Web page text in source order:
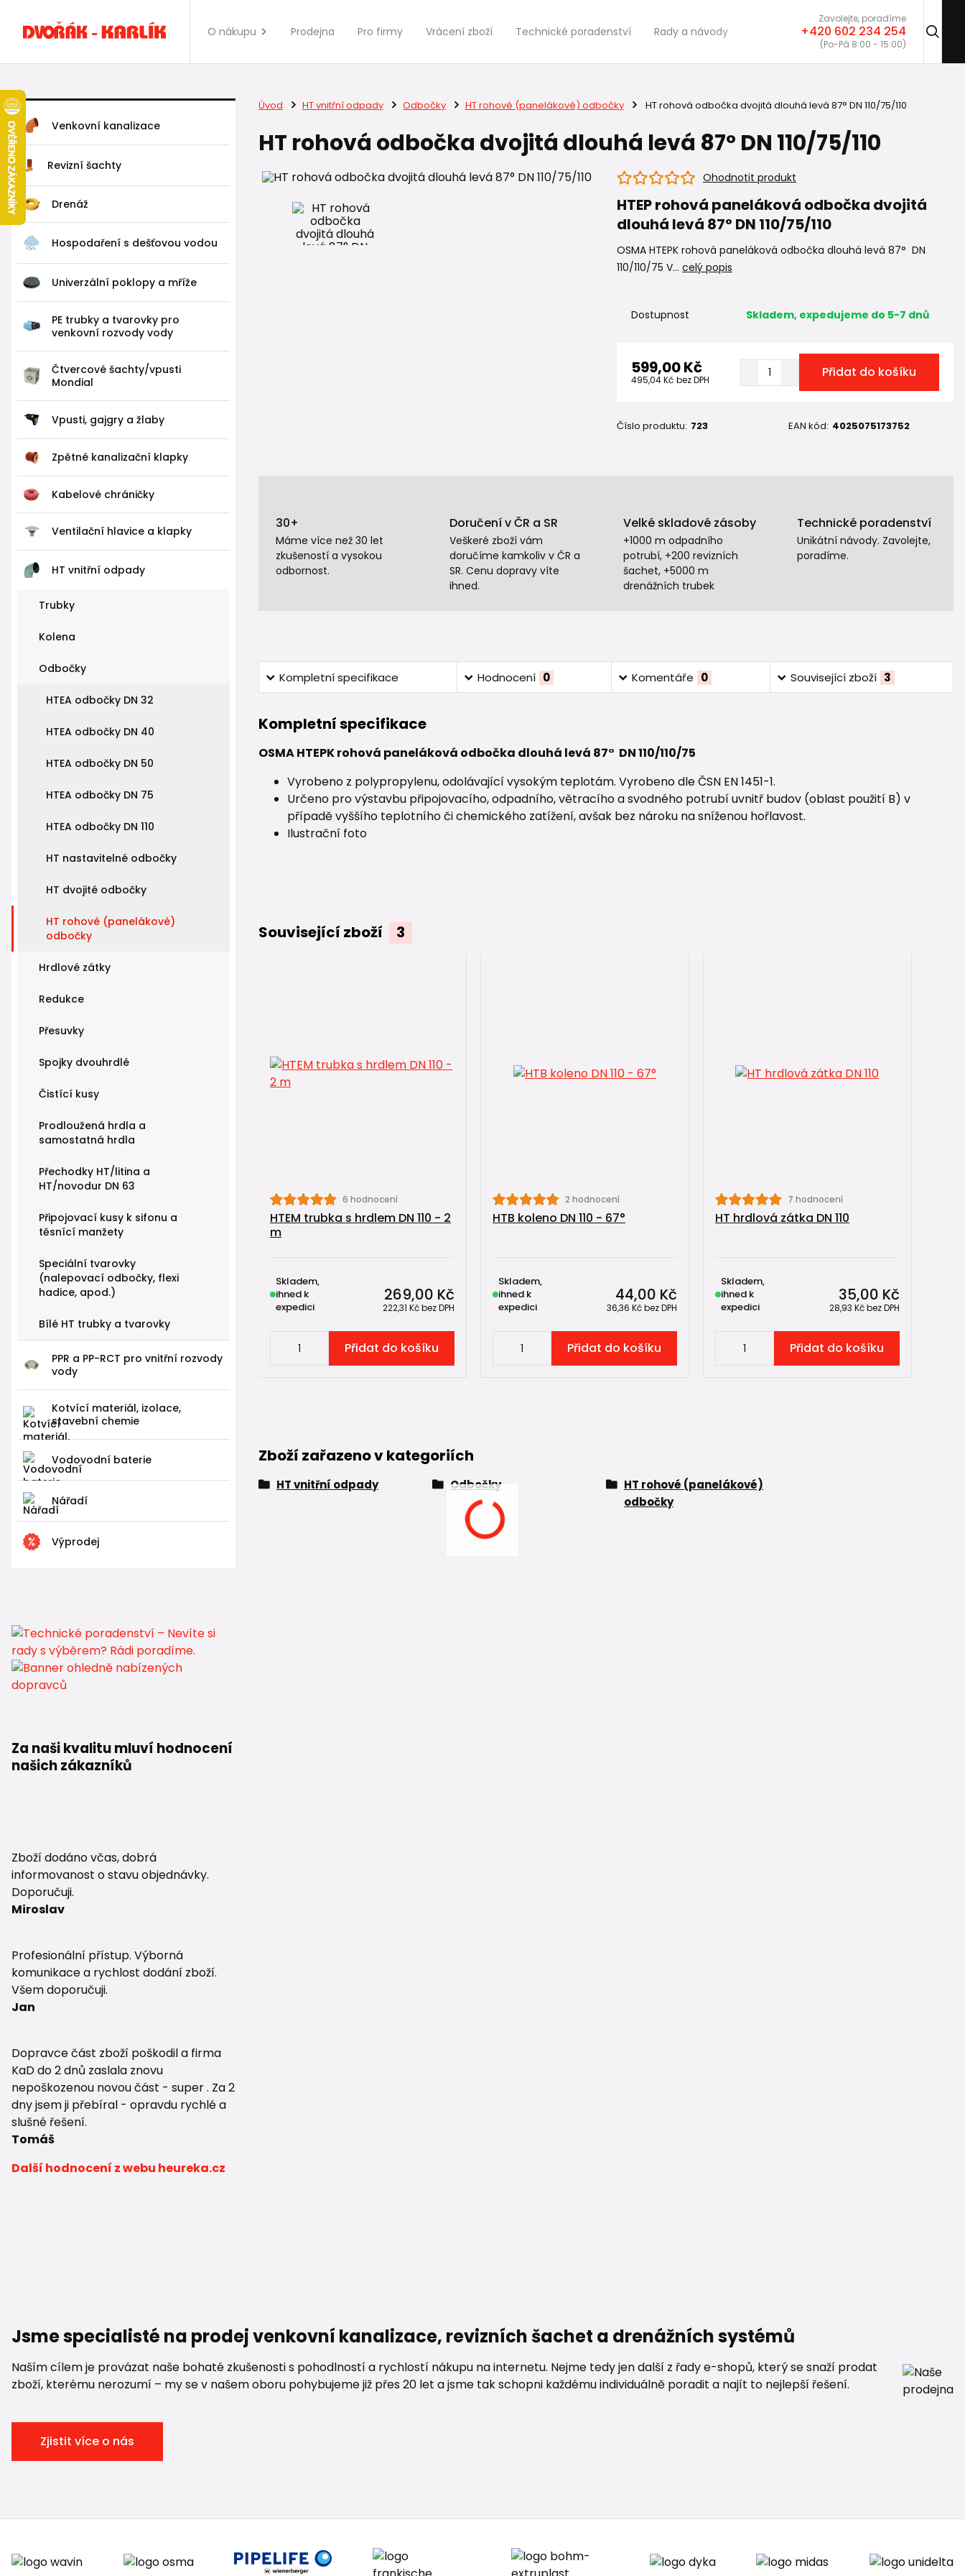
O nákupu Prodejna Pro firmy Vrácení zboží Technické poradenství Rady a návody
Zavolejte, poradíme
+420 602 234 254
(Po-Pá 8:00 - 15:00)
Venkovní kanalizace
Revizní šachty
Drenáž
Hospodaření s dešťovou vodou
Univerzální poklopy a mříže
PE trubky a tvarovky pro
venkovní rozvody vody
Čtvercové šachty/vpusti
Mondial
Vpusti, gajgry a žlaby
Zpětné kanalizační klapky
Kabelové chráničky
Ventilační hlavice a klapky
HT vnitřní odpady
Trubky
Kolena
Odbočky
HTEA odbočky DN 32
HTEA odbočky DN 40
HTEA odbočky DN 50
HTEA odbočky DN 75
HTEA odbočky DN 110
HT nastavitelné odbočky
HT dvojité odbočky
HT rohové (panelákové)
odbočky
Hrdlové zátky
Redukce
Přesuvky
Spojky dvouhrdlé
Čistící kusy
Prodloužená hrdla a
samostatná hrdla
Přechodky HT/litina a
HT/novodur DN 63
Připojovací kusy k sifonu a
těsnící manžety
Speciální tvarovky
(nalepovací odbočky, flexi
hadice, apod.)
Bílé HT trubky a tvarovky
PPR a PP-RCT pro vnitřní rozvody
vody
Kotvící materiál, izolace,
stavební chemie
Vodovodní baterie
Nářadí
Výprodej
Za naši kvalitu mluví hodnocení
našich zákazníků
Zboží dodáno včas, dobrá
informovanost o stavu objednávky.
Doporučuji.
Miroslav
Profesionální přístup. Výborná
komunikace a rychlost dodání zboží.
Všem doporučuji.
Jan
Dopravce část zboží poškodil a firma
KaD do 2 dnů zaslala znovu
nepoškozenou novou část - super . Za 2
dny jsem ji přebíral - opravdu rychlé a
slušné řešení.
Tomáš
Další hodnocení z webu heureka.cz
Úvod HT vnitřní odpady Odbočky HT rohové (panelákové) odbočky HT rohová odbočka dvojitá dlouhá levá 87° DN 110/75/110
HT rohová odbočka dvojitá dlouhá levá 87° DN 110/75/110
Ohodnotit produkt
HTEP rohová paneláková odbočka dvojitá
dlouhá levá 87° DN 110/75/110
OSMA HTEPK rohová paneláková odbočka dlouhá levá 87° DN
110/110/75 V... celý popis
Dostupnost Skladem, expedujeme do 5-7 dnů
599,00 Kč
495,04 Kč bez DPH Přidat do košíku
Číslo produktu: 723 EAN kód: 4025075173752
30+
Máme více než 30 let
zkušeností a vysokou
odbornost.
Doručení v ČR a SR
Veškeré zboží vám
doručíme kamkoliv v ČR a
SR. Cenu dopravy víte
ihned.
Velké skladové zásoby
+1000 m odpadního
potrubí, +200 revizních
šachet, +5000 m
drenážních trubek
Technické poradenství
Unikátní návody. Zavolejte,
poradíme.
Kompletní specifikace Hodnocení 0 Komentáře 0 Související zboží 3
Kompletní specifikace
OSMA HTEPK rohová paneláková odbočka dlouhá levá 87° DN 110/110/75
Vyrobeno z polypropylenu, odolávající vysokým teplotám. Vyrobeno dle ČSN EN 1451-1.
Určeno pro výstavbu připojovacího, odpadního, větracího a svodného potrubí uvnitř budov (oblast použití B) v
případě vyššího teplotního či chemického zatížení, avšak bez nároku na sníženou hořlavost.
Ilustrační foto
Související zboží 3
6 hodnocení
HTEM trubka s hrdlem DN 110 - 2
m
269,00 Kč
222,31 Kčbez DPH
Skladem,
ihned k
expedici
Přidat do košíku
2 hodnocení
HTB koleno DN 110 - 67°
44,00 Kč
36,36 Kčbez DPH
Skladem,
ihned k
expedici
Přidat do košíku
7 hodnocení
HT hrdlová zátka DN 110
35,00 Kč
28,93 Kčbez DPH
Skladem,
ihned k
expedici
Přidat do košíku
Zboží zařazeno v kategoriích
HT vnitřní odpady Odbočky
HT rohové (panelákové)
odbočky
Jsme specialisté na prodej venkovní kanalizace, revizních šachet a drenážních systémů
Naším cílem je provázat naše bohaté zkušenosti s pohodlností a rychlostí nákupu na internetu. Nejme tedy jen další z řady e-shopů, který se snaží prodat
zboží, kterému nerozumí – my se v našem oboru pohybujeme již přes 20 let a jsme tak schopni každému individuálně poradit a najít to nejlepší řešení.
Zjistit více o nás